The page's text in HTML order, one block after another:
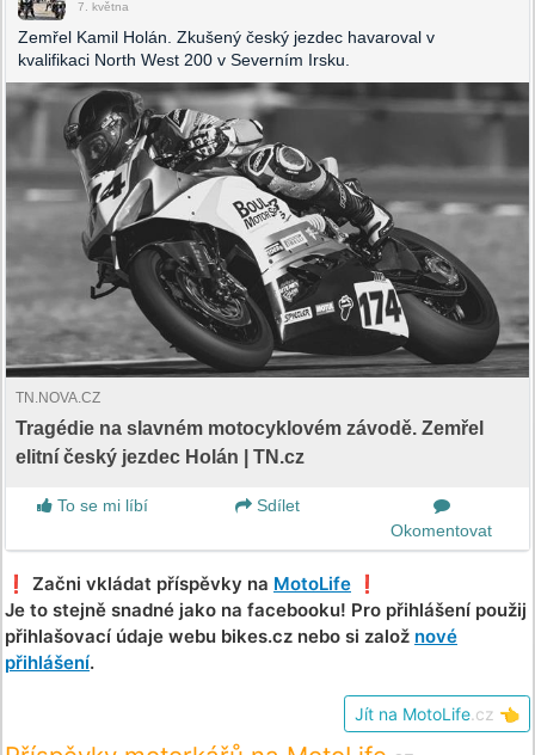
7. května
Zemřel Kamil Holán. Zkušený český jezdec havaroval v
kvalifikaci North West 200 v Severním Irsku.
TN.NOVA.CZ
Tragédie na slavném motocyklovém závodě. Zemřel
elitní český jezdec Holán | TN.cz
To se mi líbí
Sdílet
Okomentovat
❗️ Začni vkládat příspěvky na MotoLife ❗️
Je to stejně snadné jako na facebooku! Pro přihlášení použij
přihlašovací údaje webu bikes.cz nebo si založ nové
přihlášení.
Jít na MotoLife .cz 👈